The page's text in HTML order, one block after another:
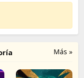
Más »